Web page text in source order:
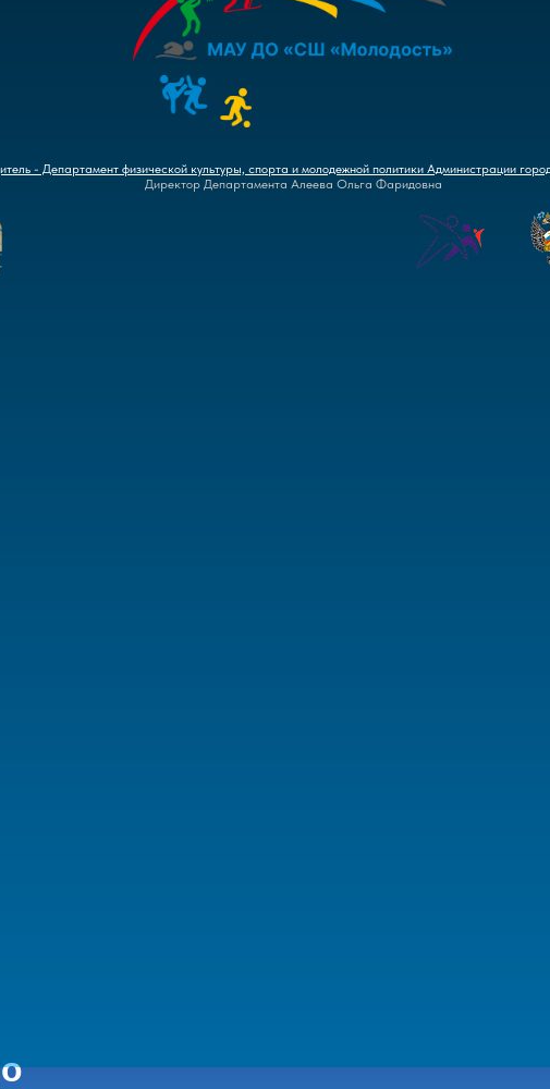
- Департамент физической культуры, спорта и молодежной политики Администрации
Директор Департамента Алеева Ольга Фаридовна